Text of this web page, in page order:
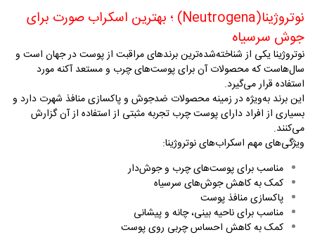
نوتروژینا(Neutrogena) ؛ بهترین اسکراب صورت برای
جوش سرسیاه
نوتروژینا یکی از شناخته‌شده‌ترین برندهای مراقبت از پوست در جهان است و
سال‌هاست که محصولات آن برای پوست‌های چرب و مستعد آکنه مورد
استفاده قرار می‌گیرد.
این برند به‌ویژه در زمینه محصولات ضدجوش و پاکسازی منافذ شهرت دارد و
بسیاری از افراد دارای پوست چرب تجربه مثبتی از استفاده از آن گزارش
می‌کنند.
ویژگی‌های مهم اسکراب‌های نوتروژینا:
مناسب برای پوست‌های چرب و جوش‌دار
کمک به کاهش جوش‌های سرسیاه
پاکسازی منافذ پوست
مناسب برای ناحیه بینی، چانه و پیشانی
کمک به کاهش احساس چربی روی پوست